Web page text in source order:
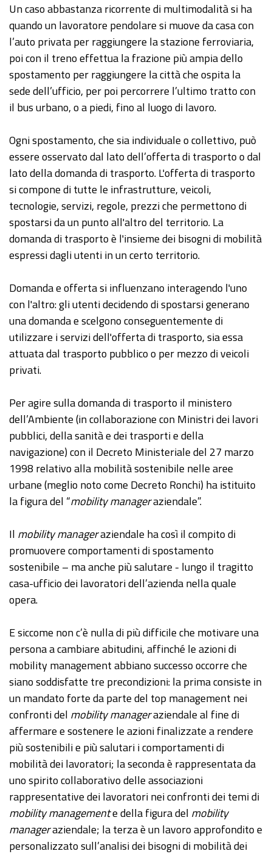
Un caso abbastanza ricorrente di multimodalità si ha
quando un lavoratore pendolare si muove da casa con
l’auto privata per raggiungere la stazione ferroviaria,
poi con il treno effettua la frazione più ampia dello
spostamento per raggiungere la città che ospita la
sede dell’ufficio, per poi percorrere l’ultimo tratto con
il bus urbano, o a piedi, fino al luogo di lavoro.
Ogni spostamento, che sia individuale o collettivo, può
essere osservato dal lato dell’offerta di trasporto o dal
lato della domanda di trasporto. L'offerta di trasporto
si compone di tutte le infrastrutture, veicoli,
tecnologie, servizi, regole, prezzi che permettono di
spostarsi da un punto all'altro del territorio. La
domanda di trasporto è l'insieme dei bisogni di mobilità
espressi dagli utenti in un certo territorio.
Domanda e offerta si influenzano interagendo l'uno
con l'altro: gli utenti decidendo di spostarsi generano
una domanda e scelgono conseguentemente di
utilizzare i servizi dell'offerta di trasporto, sia essa
attuata dal trasporto pubblico o per mezzo di veicoli
privati.
Per agire sulla domanda di trasporto il ministero
dell’Ambiente (in collaborazione con Ministri dei lavori
pubblici, della sanità e dei trasporti e della
navigazione) con il Decreto Ministeriale del 27 marzo
1998 relativo alla mobilità sostenibile nelle aree
urbane (meglio noto come Decreto Ronchi) ha istituito
la figura del “mobility manageraziendale”.
Il mobility manageraziendale ha così il compito di
promuovere comportamenti di spostamento
sostenibile – ma anche più salutare - lungo il tragitto
casa-ufficio dei lavoratori dell’azienda nella quale
opera.
E siccome non c’è nulla di più difficile che motivare una
persona a cambiare abitudini, affinché le azioni di
mobility management abbiano successo occorre che
siano soddisfatte tre precondizioni: la prima consiste in
un mandato forte da parte del top management nei
confronti del mobility manageraziendale al fine di
affermare e sostenere le azioni finalizzate a rendere
più sostenibili e più salutari i comportamenti di
mobilità dei lavoratori; la seconda è rappresentata da
uno spirito collaborativo delle associazioni
rappresentative dei lavoratori nei confronti dei temi di
mobility managemente della figura del mobility
manageraziendale; la terza è un lavoro approfondito e
personalizzato sull’analisi dei bisogni di mobilità dei